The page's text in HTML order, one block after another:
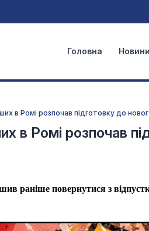
Головна Новини
в Ромі розпочав підготовку до
в Ромі розпочав
раніше повернутися з